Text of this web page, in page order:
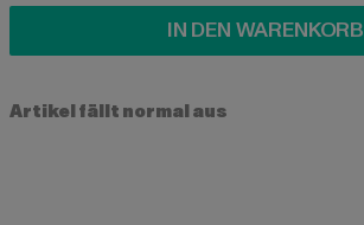
IN DEN WARENKORB
Artikel fällt normal aus